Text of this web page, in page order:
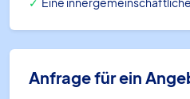
Anfrage für ein